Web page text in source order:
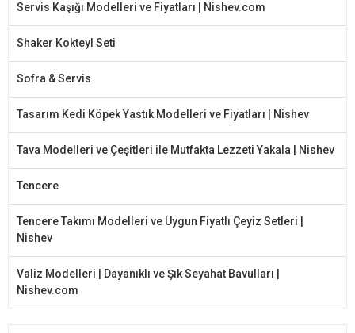
Servis Kaşığı Modelleri ve Fiyatları | Nishev.com
Shaker Kokteyl Seti
Sofra & Servis
Tasarım Kedi Köpek Yastık Modelleri ve Fiyatları | Nishev
Tava Modelleri ve Çeşitleri ile Mutfakta Lezzeti Yakala | Nishev
Tencere
Tencere Takımı Modelleri ve Uygun Fiyatlı Çeyiz Setleri |
Nishev
Valiz Modelleri | Dayanıklı ve Şık Seyahat Bavulları |
Nishev.com